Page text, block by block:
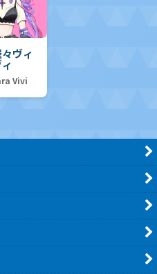
ヴィ
Vivi